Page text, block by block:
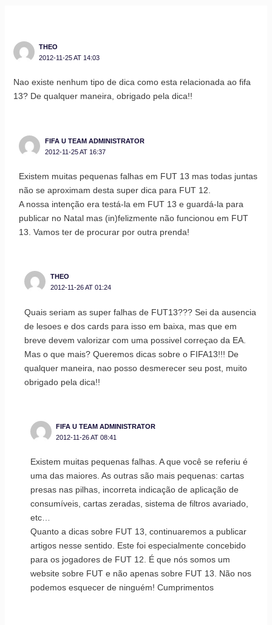
THEO
2012-11-25 AT 14:03
Nao existe nenhum tipo de dica como esta relacionada ao fifa
13? De qualquer maneira, obrigado pela dica!!
FIFA U TEAM ADMINISTRATOR
2012-11-25 AT 16:37
Existem muitas pequenas falhas em FUT 13 mas todas juntas
não se aproximam desta super dica para FUT 12.
A nossa intenção era testá-la em FUT 13 e guardá-la para
publicar no Natal mas (in)felizmente não funcionou em FUT
13. Vamos ter de procurar por outra prenda!
THEO
2012-11-26 AT 01:24
Quais seriam as super falhas de FUT13??? Sei da ausencia
de lesoes e dos cards para isso em baixa, mas que em
breve devem valorizar com uma possivel correçao da EA.
Mas o que mais? Queremos dicas sobre o FIFA13!!! De
qualquer maneira, nao posso desmerecer seu post, muito
obrigado pela dica!!
FIFA U TEAM ADMINISTRATOR
2012-11-26 AT 08:41
Existem muitas pequenas falhas. A que você se referiu é
uma das maiores. As outras são mais pequenas: cartas
presas nas pilhas, incorreta indicação de aplicação de
consumíveis, cartas zeradas, sistema de filtros avariado,
etc…
Quanto a dicas sobre FUT 13, continuaremos a publicar
artigos nesse sentido. Este foi especialmente concebido
para os jogadores de FUT 12. É que nós somos um
website sobre FUT e não apenas sobre FUT 13. Não nos
podemos esquecer de ninguém! Cumprimentos